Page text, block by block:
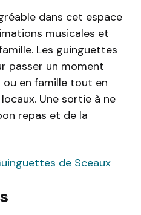
dans cet espace
musicales et
Les guinguettes
passer un moment
ou en famille tout en
Une sortie à ne
repas et de la
de Sceaux